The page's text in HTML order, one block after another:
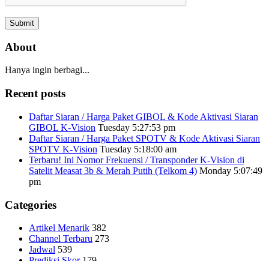
About
Hanya ingin berbagi...
Recent posts
Daftar Siaran / Harga Paket GIBOL & Kode Aktivasi Siaran
GIBOL K-Vision Tuesday 5:27:53 pm
Daftar Siaran / Harga Paket SPOTV & Kode Aktivasi Siaran
SPOTV K-Vision Tuesday 5:18:00 am
Terbaru! Ini Nomor Frekuensi / Transponder K-Vision di
Satelit Measat 3b & Merah Putih (Telkom 4) Monday 5:07:49
pm
Categories
Artikel Menarik 382
Channel Terbaru 273
Jadwal 539